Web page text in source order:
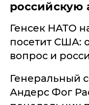
российскую
Генсек НАТО
посетит США:
вопрос и
Генеральный
Андерс Фог